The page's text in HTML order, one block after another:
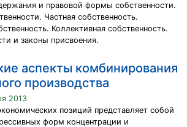
и правовой формы собственности.
Частная собственность.
Коллективная собственность.
и законы присвоения.
аспекты комбинирования
производства
2013
позиций представляет собой
форм концентрации и